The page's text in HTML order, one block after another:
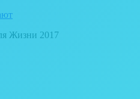
Жизни 2017